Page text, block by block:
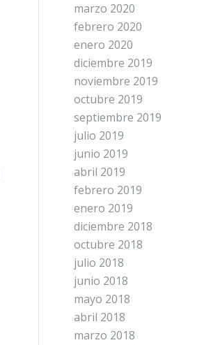
marzo 2020
febrero 2020
enero 2020
diciembre 2019
noviembre 2019
octubre 2019
septiembre 2019
julio 2019
junio 2019
abril 2019
febrero 2019
enero 2019
diciembre 2018
octubre 2018
julio 2018
junio 2018
mayo 2018
abril 2018
marzo 2018